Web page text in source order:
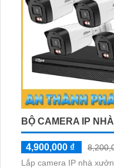
BỘ CAMERA IP
4,900,000 ₫
Lắp camera IP nhà